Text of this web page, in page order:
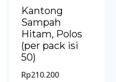
Kantong
Sampah
Hitam, Polos
(per pack isi
50)
Rp210.200